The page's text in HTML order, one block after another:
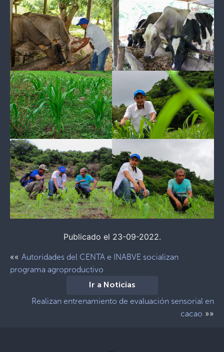
Publicado el 23-09-2022.
«« Autoridades del CENTA e INABVE socializan
programa agroproductivo
Ir a Noticias
Realizan entrenamiento de evaluación sensorial en
cacao »»